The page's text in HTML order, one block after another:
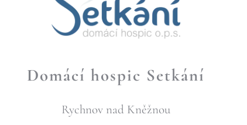
Domácí hospic Setkání
Rychnov nad Kněžnou